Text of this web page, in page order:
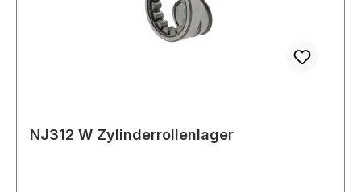
NJ312 W Zylinderrollenlager